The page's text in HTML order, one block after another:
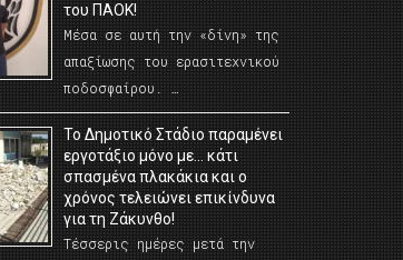
του ΠΑΟΚ!
Μέσα σε αυτή την «δίνη» της
απαξίωσης του ερασιτεχνικού
ποδοσφαίρου. …
Το Δημοτικό Στάδιο παραμένει
εργοτάξιο μόνο με… κάτι
σπασμένα πλακάκια και ο
χρόνος τελειώνει επικίνδυνα
για τη Ζάκυνθο!
Τέσσερις ημέρες μετά την